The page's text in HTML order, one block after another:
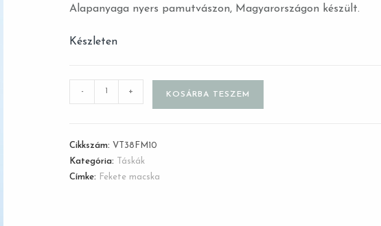
Alapanyaga nyers pamutvászon, Magyarországon készült.
Készleten
- + KOSÁRBA TESZEM
Cikkszám: VT38FM10
Kategória:
Táskák
Címke:
Fekete macska